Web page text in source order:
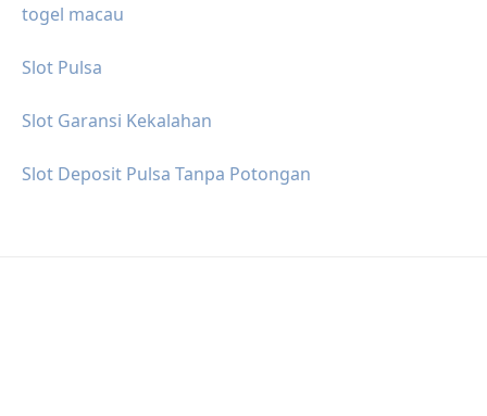
togel macau
Slot Pulsa
Slot Garansi Kekalahan
Slot Deposit Pulsa Tanpa Potongan